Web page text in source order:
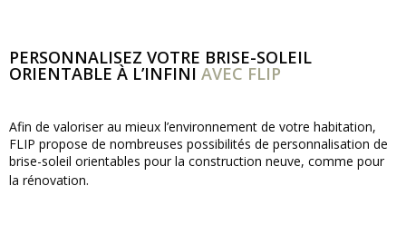
PERSONNALISEZ VOTRE BRISE-SOLEIL
ORIENTABLE À L’INFINI AVEC FLIP
Afin de valoriser au mieux l’environnement de votre habitation,
FLIP propose de nombreuses possibilités de personnalisation de
brise-soleil orientables pour la construction neuve, comme pour
la rénovation.